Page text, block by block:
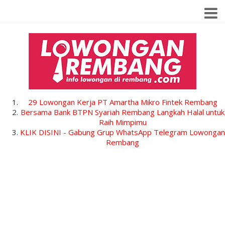
29 Lowongan Kerja PT Amartha Mikro Fintek Rembang
Bersama Bank BTPN Syariah Rembang Langkah Halal untuk
Raih Mimpimu
KLIK DISINI - Gabung Grup WhatsApp Telegram Lowongan
Rembang